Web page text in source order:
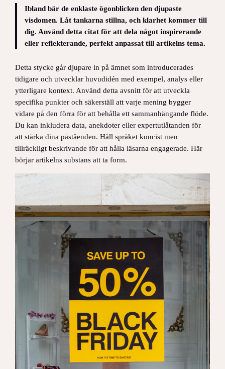
Ibland bär de enklaste ögonblicken den djupaste
visdomen. Låt tankarna stillna, och klarhet kommer till
dig. Använd detta citat för att dela något inspirerande
eller reflekterande, perfekt anpassat till artikelns tema.
Detta stycke går djupare in på ämnet som introducerades
tidigare och utvecklar huvudidén med exempel, analys eller
ytterligare kontext. Använd detta avsnitt för att utveckla
specifika punkter och säkerställ att varje mening bygger
vidare på den förra för att behålla ett sammanhängande flöde.
Du kan inkludera data, anekdoter eller expertutlåtanden för
att stärka dina påståenden. Håll språket koncist men
tillräckligt beskrivande för att hålla läsarna engagerade. Här
börjar artikelns substans att ta form.